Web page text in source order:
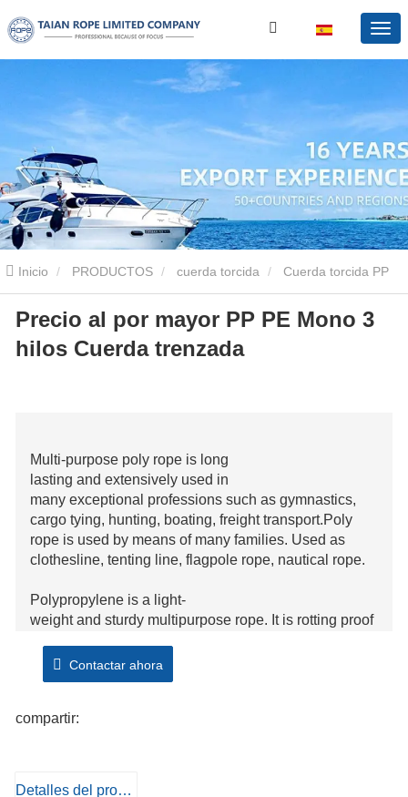
Inicio PRODUCTOS cuerda torcida Cuerda torcida PP
Precio al por mayor PP PE Mono 3 hilos Cuerda trenzada
Precio al por mayor PP PE Mono 3
hilos Cuerda trenzada
Multi-purpose poly rope is long
lasting and extensively used in
many exceptional professions such as gymnastics,
cargo tying, hunting, boating, freight transport.Poly
rope is used by means of many families. Used as
clothesline, tenting line, flagpole rope, nautical rope.
Polypropylene is a light-
weight and sturdy multipurpose rope. It is rotting proof
Polypropylene floats however it is twice as robust as
manila. Our everyday polypropylene monofilament is
layer, permitting for convenient splicing.
Contactar ahora
compartir:
Detalles del producto